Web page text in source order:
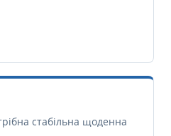
стабільна щоденна